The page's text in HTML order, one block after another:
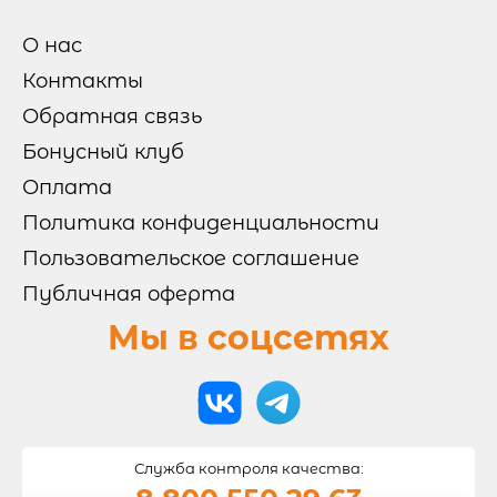
МИКС НАБОРЫ
ОТ БРЕНД ШЕФА
РОЛЛЫ И СУШИ
СУШИ
РОЛЛЫ БЕЗ РИСА
ХОЛОДНЫЕ РОЛЛЫ
ВОК
САЛАТЫ И ГОРЯЧЕЕ
О нас
Контакты
Обратная связь
Бонусный клуб
Оплата
Политика конфиденциальности
Пользовательское соглашение
Публичная оферта
Мы в соцсетях
Служба контроля качества: